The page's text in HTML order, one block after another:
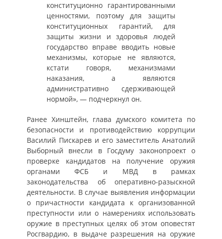
конституционно гарантированными
ценностями, поэтому для защиты
конституционных гарантий, для
защиты жизни и здоровья людей
государство вправе вводить новые
механизмы, которые не являются,
кстати говоря, механизмами
наказания, а являются
административно сдерживающей
нормой», — подчеркнул он.
Ранее Хинштейн, глава думского комитета по
безопасности и противодействию коррупции
Василий Пискарев и его заместитель Анатолий
Выборный внесли в Госдуму законопроект о
проверке кандидатов на получение оружия
органами ФСБ и МВД в рамках
законодательства об оперативно-разыскной
деятельности. В случае выявления информации
о причастности кандидата к организованной
преступности или о намерениях использовать
оружие в преступных целях об этом оповестят
Росгвардию, в выдаче разрешения на оружие